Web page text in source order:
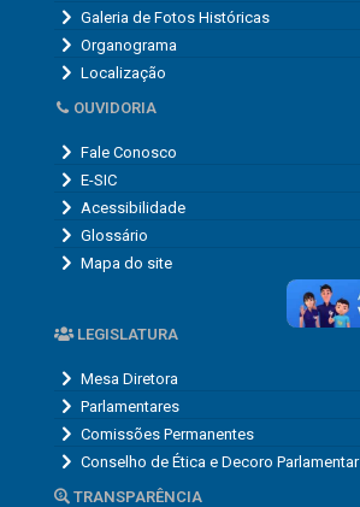
Galeria de Fotos Históricas
Organograma
Localização
OUVIDORIA
Fale Conosco
E-SIC
Acessibilidade
Glossário
Mapa do site
LEGISLATURA
Mesa Diretora
Parlamentares
Comissões Permanentes
Conselho de Ética e Decoro Parlamentar
TRANSPARÊNCIA